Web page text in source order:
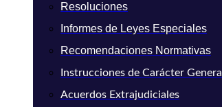
Resoluciones
Informes de Leyes Especiales
Recomendaciones Normativas
Instrucciones de Carácter General
Acuerdos Extrajudiciales